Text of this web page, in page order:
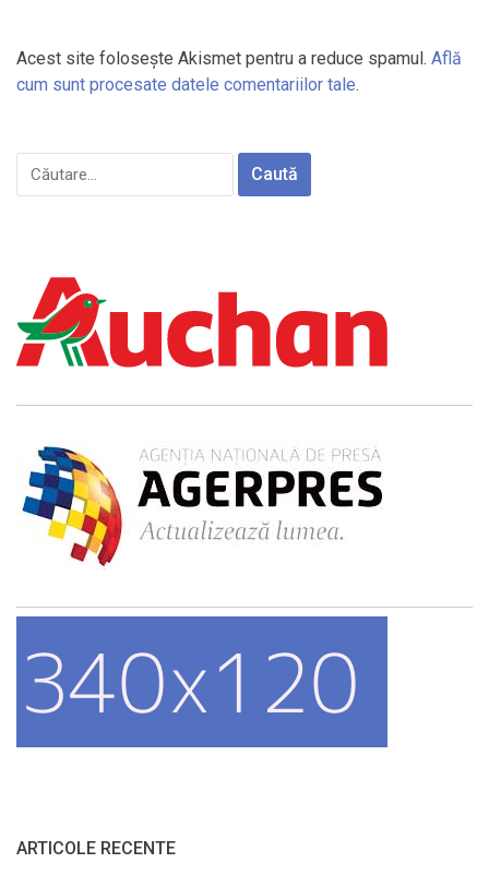
Acest site folosește Akismet pentru a reduce spamul. Află
cum sunt procesate datele comentariilor tale.
Caută
ARTICOLE RECENTE